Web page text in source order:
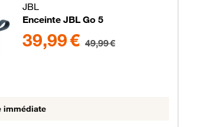
disponibles non sélectionnables
JBL
Enceinte JBL Go 5
39,99 € 49,99 €
immédiate